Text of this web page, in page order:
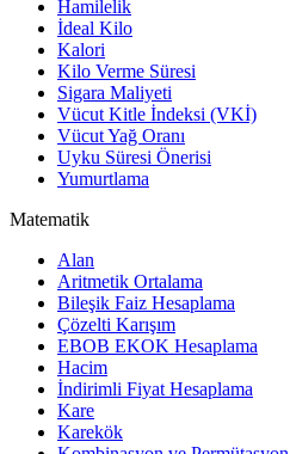
Hamilelik
İdeal Kilo
Kalori
Kilo Verme Süresi
Sigara Maliyeti
Vücut Kitle İndeksi (VKİ)
Vücut Yağ Oranı
Uyku Süresi Önerisi
Yumurtlama
Matematik
Alan
Aritmetik Ortalama
Bileşik Faiz Hesaplama
Çözelti Karışım
EBOB EKOK Hesaplama
Hacim
İndirimli Fiyat Hesaplama
Kare
Karekök